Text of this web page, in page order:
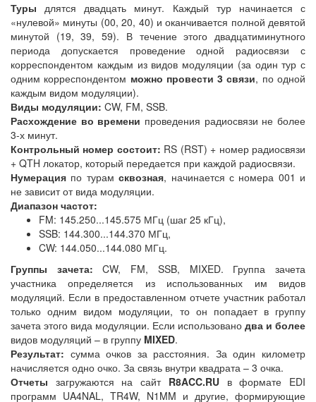
Туры длятся двадцать минут. Каждый тур начинается с
«нулевой» минуты (00, 20, 40) и оканчивается полной девятой
минутой (19, 39, 59). В течение этого двадцатиминутного
периода допускается проведение одной радиосвязи с
корреспондентом каждым из видов модуляции (за один тур с
одним корреспондентом можно провести 3 связи, по одной
каждым видом модуляции).
Виды модуляции: CW, FM, SSB.
Расхождение во времени проведения радиосвязи не более
3-х минут.
Контрольный номер состоит: RS (RST) + номер радиосвязи
+ QTH локатор, который передается при каждой радиосвязи.
Нумерация по турамсквозная, начинается с номера 001 и
не зависит от вида модуляции.
Диапазон частот:
FM: 145.250...145.575 МГц (шаг 25 кГц),
SSB: 144.300...144.370 МГц,
CW: 144.050...144.080 МГц.
Группы зачета: CW, FM, SSB, MIXED. Группа зачета
участника определяется из использованных им видов
модуляций. Если в предоставленном отчете участник работал
только одним видом модуляции, то он попадает в группу
зачета этого вида модуляции. Если использовано два и более
видов модуляций – в группу MIXED.
Результат: сумма очков за расстояния. За один километр
начисляется одно очко. За связь внутри квадрата – 3 очка.
Отчеты загружаются на сайт R8ACC.RUв формате EDI
программ UA4NAL, TR4W, N1MM и другие, формирующие